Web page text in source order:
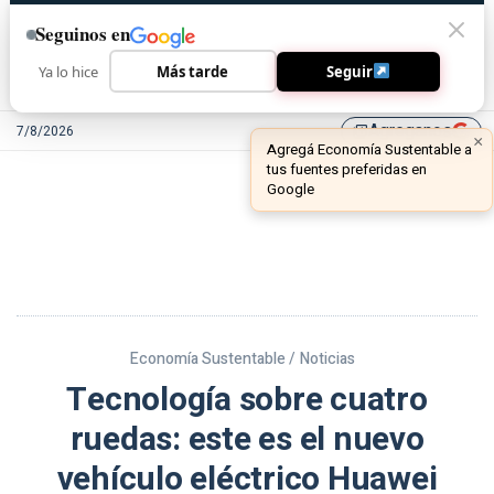
7/8/2026 library_addAgreganos
Economía Sustentable / Noticias
Tecnología sobre cuatro
ruedas: este es el nuevo
vehículo eléctrico Huawei
Seguinos en
Ya lo hice Más tarde Seguir